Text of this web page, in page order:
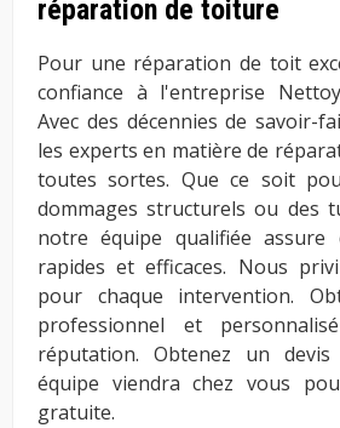
réparation de toiture
Pour une réparation de toit
confiance à l'entreprise
Avec des décennies de savoir-
les experts en matière de
toutes sortes. Que ce soit
dommages structurels ou des
notre équipe qualifiée assure
rapides et efficaces. Nous
pour chaque intervention.
professionnel et
réputation. Obtenez un
équipe viendra chez vous
gratuite.